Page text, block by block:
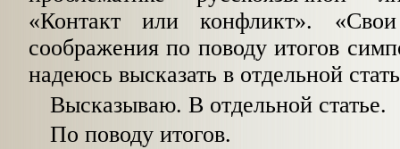
«Контакт или конфликт».
соображения по поводу итогов
надеюсь высказать в отдельной
Высказываю. В отдельной статье.
По поводу итогов.